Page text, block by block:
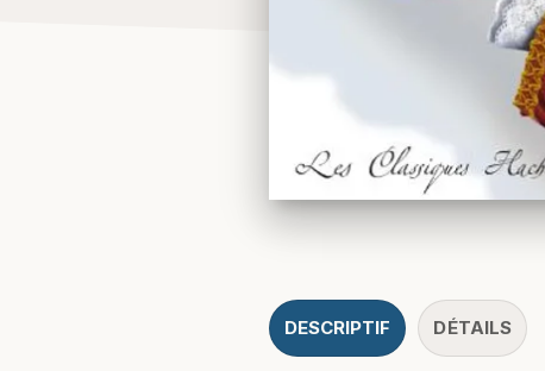
DESCRIPTIF DÉTAILS